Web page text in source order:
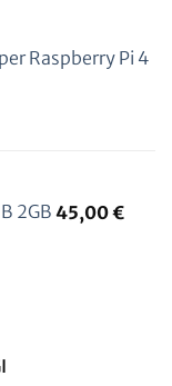
Raspberry Pi 4
2GB 45,00€